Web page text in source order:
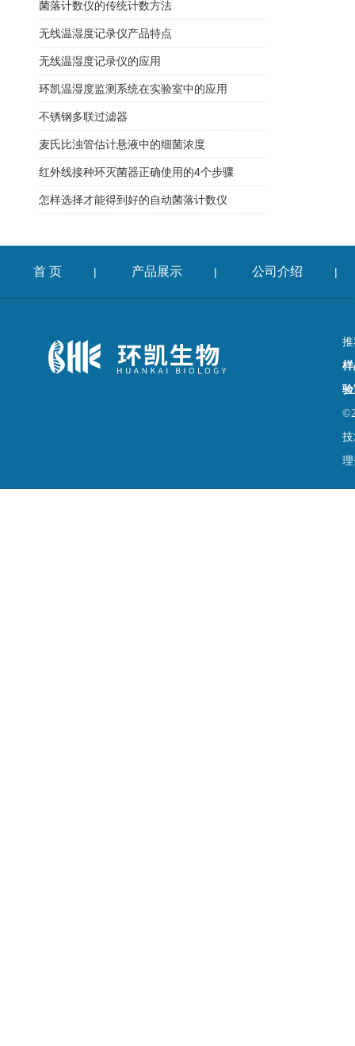
菌落计数仪的传统计数方法
无线温湿度记录仪产品特点
无线温湿度记录仪的应用
环凯温湿度监测系统在实验室中的应用
不锈钢多联过滤器
麦氏比浊管估计悬液中的细菌浓度
红外线接种环灭菌器正确使用的4个步骤
怎样选择才能得到好的自动菌落计数仪
首 页 | 产品展示 | 公司介绍 |